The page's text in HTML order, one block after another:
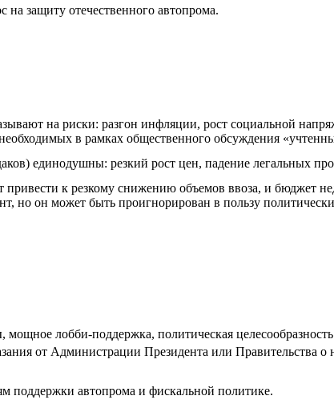
на защиту отечественного автопрома.
на риски: разгон инфляции, рост социальной
в рамках общественного обсуждения
единодушны: резкий рост цен, падение легальных
к резкому снижению объемов ввоза, и бюджет
но он может быть проигнорирован в пользу
лобби-поддержка, политическая
от Администрации Президента или Правительства о
поддержки автопрома и фискальной политике.